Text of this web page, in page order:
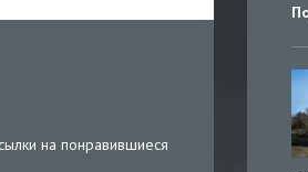
на понравившиеся